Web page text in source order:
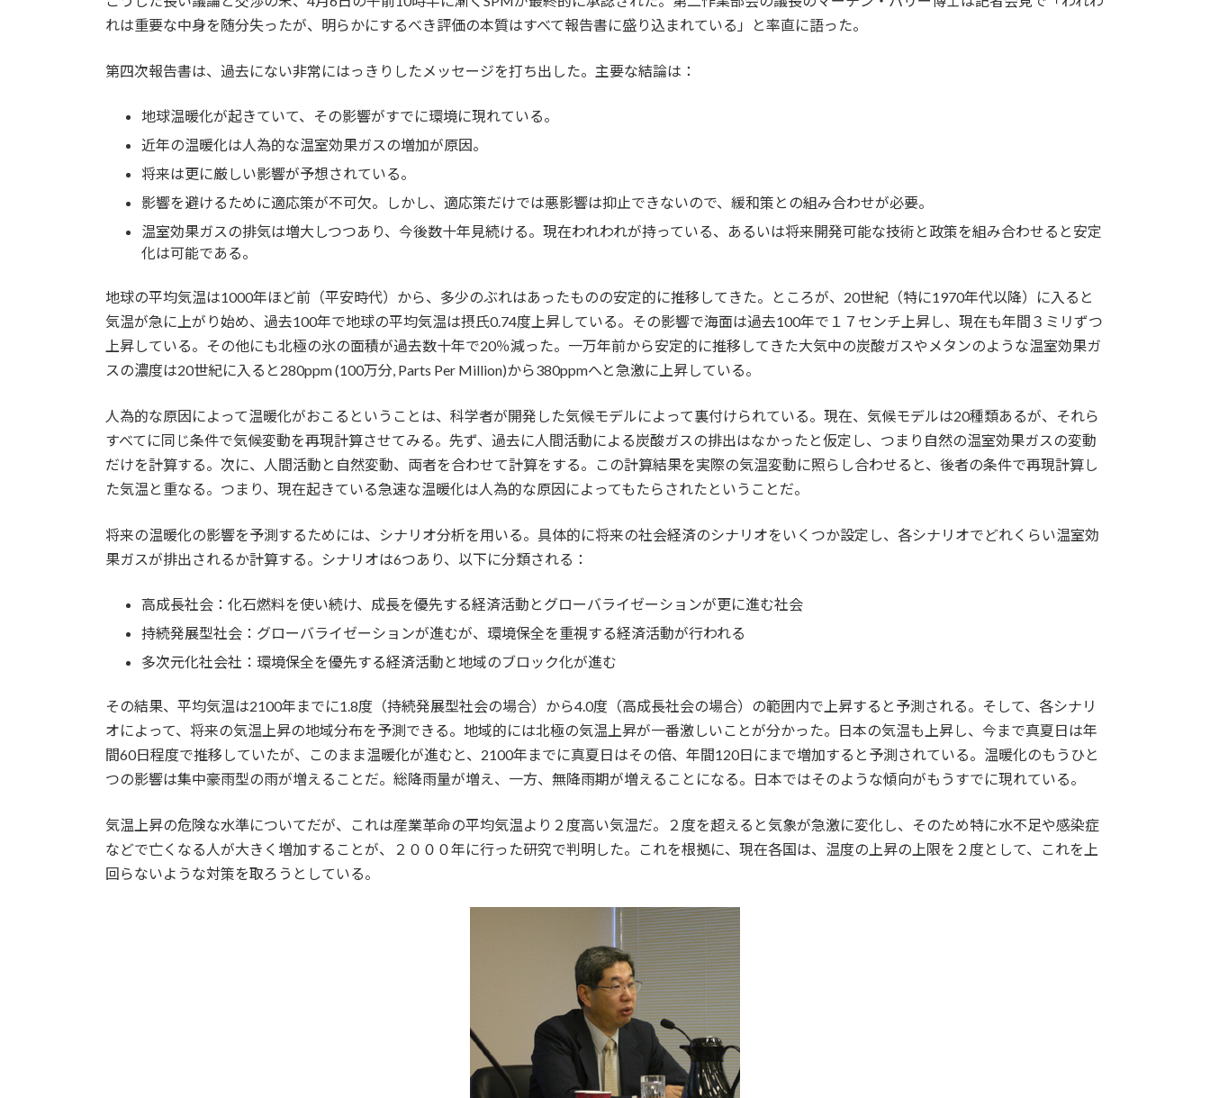
れは重要な中身を随分失ったが、明らかにするべき評価の本質はすべて報告書に盛り込まれている」と率直に語った。
第四次報告書は、過去にない非常にはっきりしたメッセージを打ち出した。主要な結論は：
地球温暖化が起きていて、その影響がすでに環境に現れている。
近年の温暖化は人為的な温室効果ガスの増加が原因。
将来は更に厳しい影響が予想されている。
影響を避けるために適応策が不可欠。しかし、適応策だけでは悪影響は抑止できないので、緩和策との組み合わせが必要。
温室効果ガスの排気は増大しつつあり、今後数十年見続ける。現在われわれが持っている、あるいは将来開発可能な技術と政策を組み合わせると安定
化は可能である。
地球の平均気温は1000年ほど前（平安時代）から、多少のぶれはあったものの安定的に推移してきた。ところが、20世紀（特に1970年代以降）に入ると
気温が急に上がり始め、過去100年で地球の平均気温は摂氏0.74度上昇している。その影響で海面は過去100年で１７センチ上昇し、現在も年間３ミリずつ
上昇している。その他にも北極の氷の面積が過去数十年で20％減った。一万年前から安定的に推移してきた大気中の炭酸ガスやメタンのような温室効果ガ
スの濃度は20世紀に入ると280ppm (100万分, Parts Per Million)から380ppmへと急激に上昇している。
人為的な原因によって温暖化がおこるということは、科学者が開発した気候モデルによって裏付けられている。現在、気候モデルは20種類あるが、それら
すべてに同じ条件で気候変動を再現計算させてみる。先ず、過去に人間活動による炭酸ガスの排出はなかったと仮定し、つまり自然の温室効果ガスの変動
だけを計算する。次に、人間活動と自然変動、両者を合わせて計算をする。この計算結果を実際の気温変動に照らし合わせると、後者の条件で再現計算し
た気温と重なる。つまり、現在起きている急速な温暖化は人為的な原因によってもたらされたということだ。
将来の温暖化の影響を予測するためには、シナリオ分析を用いる。具体的に将来の社会経済のシナリオをいくつか設定し、各シナリオでどれくらい温室効
果ガスが排出されるか計算する。シナリオは6つあり、以下に分類される：
高成長社会：化石燃料を使い続け、成長を優先する経済活動とグローバライゼーションが更に進む社会
持続発展型社会：グローバライゼーションが進むが、環境保全を重視する経済活動が行われる
多次元化社会社：環境保全を優先する経済活動と地域のブロック化が進む
その結果、平均気温は2100年までに1.8度（持続発展型社会の場合）から4.0度（高成長社会の場合）の範囲内で上昇すると予測される。そして、各シナリ
オによって、将来の気温上昇の地域分布を予測できる。地域的には北極の気温上昇が一番激しいことが分かった。日本の気温も上昇し、今まで真夏日は年
間60日程度で推移していたが、このまま温暖化が進むと、2100年までに真夏日はその倍、年間120日にまで増加すると予測されている。温暖化のもうひと
つの影響は集中豪雨型の雨が増えることだ。総降雨量が増え、一方、無降雨期が増えることになる。日本ではそのような傾向がもうすでに現れている。
気温上昇の危険な水準についてだが、これは産業革命の平均気温より２度高い気温だ。２度を超えると気象が急激に変化し、そのため特に水不足や感染症
などで亡くなる人が大きく増加することが、２０００年に行った研究で判明した。これを根拠に、現在各国は、温度の上昇の上限を２度として、これを上
回らないような対策を取ろうとしている。